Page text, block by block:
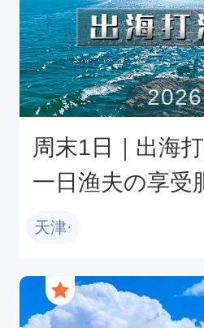
周末1日｜出海
一日渔夫の享受
鲜大餐-体验包
天津·